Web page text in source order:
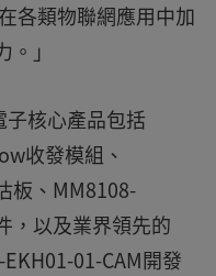
各類物聯網應用中加
」
核心產品包括
收發模組、
板、MM8108-
，以及業界領先的
01-CAM開發